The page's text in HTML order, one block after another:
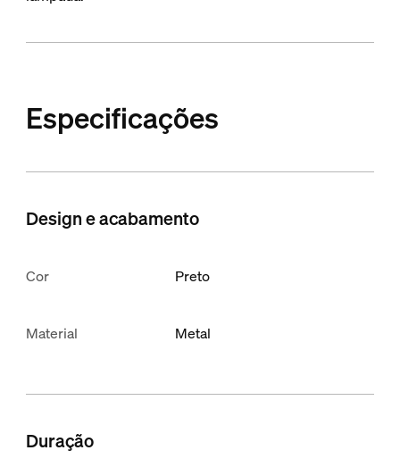
Especificações
Design e acabamento
Cor Preto
Material Metal
Duração